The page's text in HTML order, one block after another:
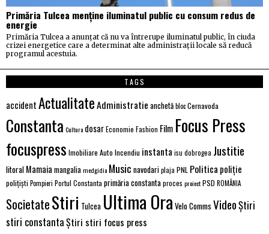
Primăria Tulcea menține iluminatul public cu consum redus de
energie
Primăria Tulcea a anunțat că nu va întrerupe iluminatul public, în ciuda
crizei energetice care a determinat alte administrații locale să reducă
programul acestuia.
TAGS
accidentActualitateAdministratie anchetăblocCernavoda
Constanta Cultura dosarEconomie Fashion Film Focus Press
focuspress Imobiliare Auto Incendiu instanta isu dobrogea Justitie
litoral Mamaia mangaliamedgidia Music navodariplaja PNL Politica poliție
polițiști Pompieri Portul Constanta primăria constantaproces proiectPSD ROMÂNIA
SocietateStiri Tulcea Ultima Ora Velo Comms VideoȘtiri
stiri constantaȘtiri stiri focus press